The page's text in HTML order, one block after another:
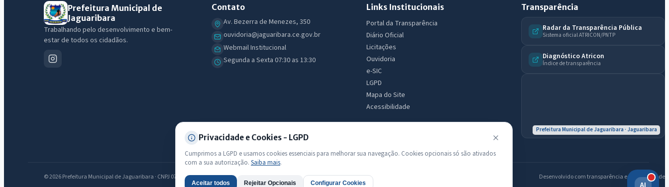
Prefeitura Municipal de
Jaguaribara
Trabalhando pelo desenvolvimento e bem-
estar de todos os cidadãos.
Contato
Av. Bezerra de Menezes, 350
ouvidoria@jaguaribara.ce.gov.br
Webmail Institucional
Segunda a Sexta 07:30 as 13:30
Links Institucionais
Portal da Transparência
Diário Oficial
Licitações
Ouvidoria
e-SIC
LGPD
Mapa do Site
Acessibilidade
Transparência
Radar da Transparência Pública
Sistema oficial ATRICON/PNTP
Diagnóstico Atricon
Índice de transparência
Prefeitura Municipal de Jaguaribara · Jaguaribara
© 2026 Prefeitura Municipal de Jaguaribara · CNPJ 07.442.981/0001-76 — Todos os direitos reservados Desenvolvido com transparência e acessibilidade
Privacidade e Cookies - LGPD
Cumprimos a LGPD e usamos cookies essenciais para melhorar sua navegação. Cookies opcionais só são ativados
com a sua autorização. Saiba mais.
Aceitar todos Rejeitar Opcionais Configurar Cookies AI